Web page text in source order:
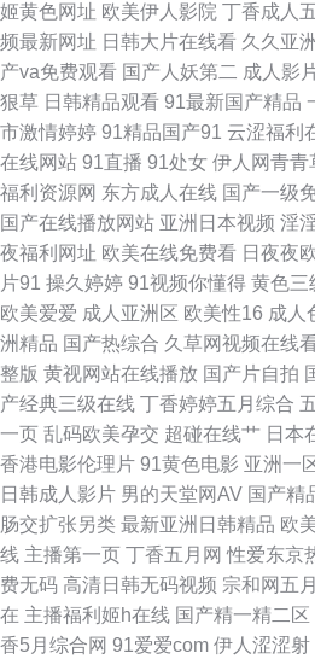
美 国产在线另类 午夜欧美剧场 91视频最新
区三 九一福利 五月天A片 91精品国自产 国
區在綫 色网57 91中文字幕熟女 国产视频官
人性交 91社视频神马 韩国不卡污视频 人妖
AV 免费看黄色片子 午夜a级 九九性爱网 五
九福利视频导航 三级网址色天堂 91午夜伦
逼AV 97人人超碰 久草资源在线 色色午夜
韩啪啪在线视频 91内射在线 国产少妇高潮
情网 一区一区精华液 成人午夜剧场网站 青
产精品sm 欧亚性爱 自慰网站免费 豆花社区
在线观看 97超碰欧美 狠狠鲁2026 日韩一
姬黄色网址 欧美伊人影院 丁香成人
频最新网址 日韩大片在线看 久久亚
产va免费观看 国产人妖第二 成人影
狠草 日韩精品观看 91最新国产精品
市激情婷婷 91精品国产91 云涩福利
在线网站 91直播 91处女 伊人网青青
福利资源网 东方成人在线 国产一级
国产在线播放网站 亚洲日本视频 淫
夜福利网址 欧美在线免费看 日夜夜
片91 操久婷婷 91视频你懂得 黄色三
欧美爱爱 成人亚洲区 欧美性16 成人
洲精品 国产热综合 久草网视频在线
整版 黄视网站在线播放 国产片自拍
产经典三级在线 丁香婷婷五月综合
一页 乱码欧美孕交 超碰在线艹 日本
香港电影伦理片 91黄色电影 亚洲一
日韩成人影片 男的天堂网AV 国产精
肠交扩张另类 最新亚洲日韩精品 欧
线 主播第一页 丁香五月网 性爱东京
费无码 高清日韩无码视频 宗和网五
在 主播福利姬h在线 国产精一精二区
香5月综合网 91爱爱com 伊人涩涩射